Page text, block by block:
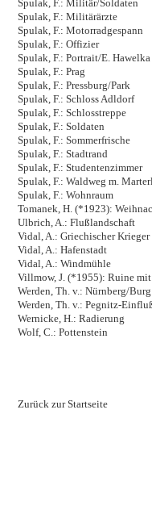
Spulak, F.: Militär/Soldaten
Spulak, F.: Militärärzte
Spulak, F.: Motorradgespann
Spulak, F.: Offizier
Spulak, F.: Portrait/E. Hawelka
Spulak, F.: Prag
Spulak, F.: Pressburg/Park
Spulak, F.: Schloss Adldorf
Spulak, F.: Schlosstreppe
Spulak, F.: Soldaten
Spulak, F.: Sommerfrische
Spulak, F.: Stadtrand
Spulak, F.: Studentenzimmer
Spulak, F.: Waldweg m.
Spulak, F.: Wohnraum
Tomanek, H. (*1923):
Ulbrich, A.: Flußlandschaft
Vidal, A.: Griechischer Krieger
Vidal, A.: Hafenstadt
Vidal, A.: Windmühle
Villmow, J. (*1955): Ruine
Werden, Th. v.: Nürnberg/Burg
Werden, Th. v.: Pegnitz-
Wernicke, H.: Radierung
Wolf, C.: Pottenstein
Zurück zur Startseite